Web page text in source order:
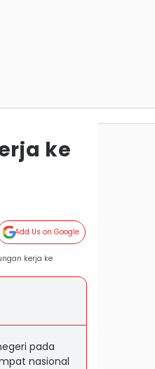
ke
Add Us on Google
kerja ke
pada
nasional